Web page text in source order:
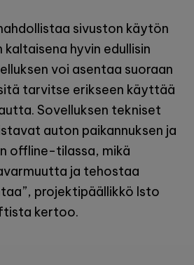
sivuston käytön
hyvin edullisin
voi asentaa suoraan
tarvitse erikseen käyttää
Sovelluksen tekniset
auton paikannuksen ja
offline-tilassa, mikä
ja tehostaa
projektipäällikkö Isto
kertoo.